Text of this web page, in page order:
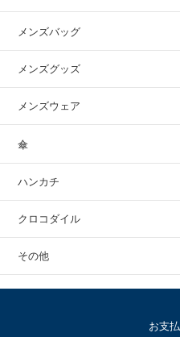
メンズバッグ
メンズグッズ
メンズウェア
傘
ハンカチ
クロコダイル
その他
お支